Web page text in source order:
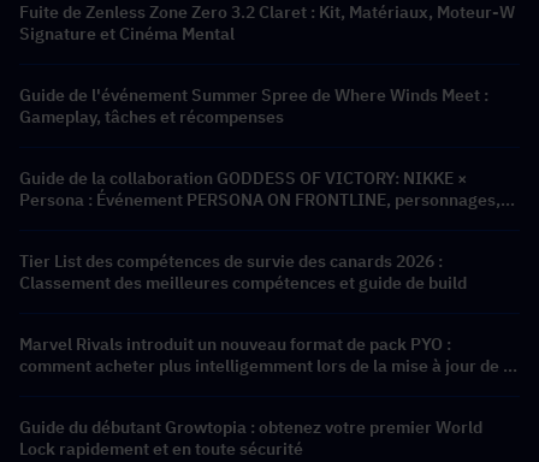
Fuite de Zenless Zone Zero 3.2 Claret : Kit, Matériaux, Moteur-W
Signature et Cinéma Mental
Guide de l'événement Summer Spree de Where Winds Meet :
Gameplay, tâches et récompenses
Guide de la collaboration GODDESS OF VICTORY: NIKKE ×
Persona : Événement PERSONA ON FRONTLINE, personnages,
Tier List des compétences de survie des canards 2026 :
Classement des meilleures compétences et guide de build
Marvel Rivals introduit un nouveau format de pack PYO :
comment acheter plus intelligemment lors de la mise à jour de la
Guide du débutant Growtopia : obtenez votre premier World
Lock rapidement et en toute sécurité